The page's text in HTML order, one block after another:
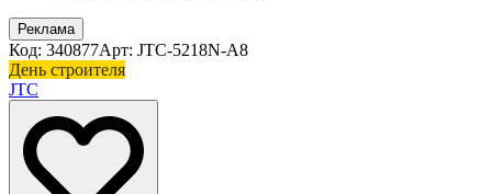
Реклама
Код: 340877Арт: JTC-5218N-A8
День строителя
JTC